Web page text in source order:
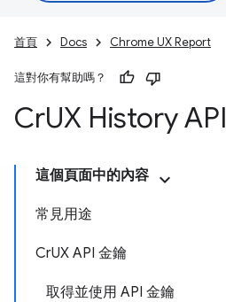
首頁 Docs Chrome UX Report
這對你有幫助嗎？
CrUX History API
這個頁面中的內容
常見用途
CrUX API 金鑰
取得並使用 API 金鑰